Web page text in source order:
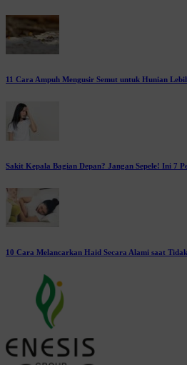
11 Cara Ampuh Mengusir Semut untuk Hunian
Sakit Kepala Bagian Depan? Jangan Sepele! Ini 7
10 Cara Melancarkan Haid Secara Alami saat